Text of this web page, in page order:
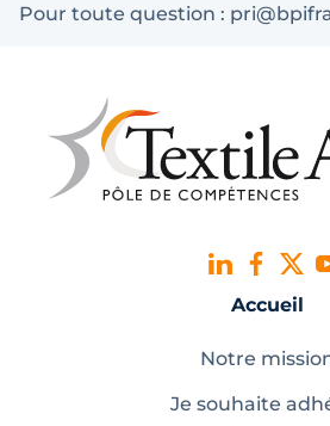
Pour toute question :
Accueil
Notre
Je souhaite